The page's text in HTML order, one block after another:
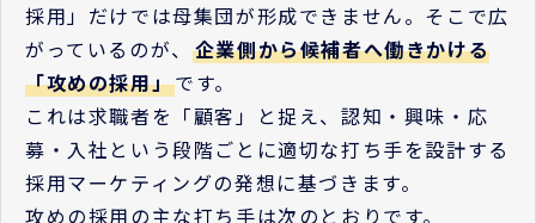
採用」だけでは母集団が形成できません。そこで広
がっているのが、 企業側から候補者へ働きかける
「攻めの採用」です。
これは求職者を「顧客」と捉え、認知・興味・応
募・入社という段階ごとに適切な打ち手を設計する
採用マーケティングの発想に基づきます。
攻めの採用の主な打ち手は次のとおりです。